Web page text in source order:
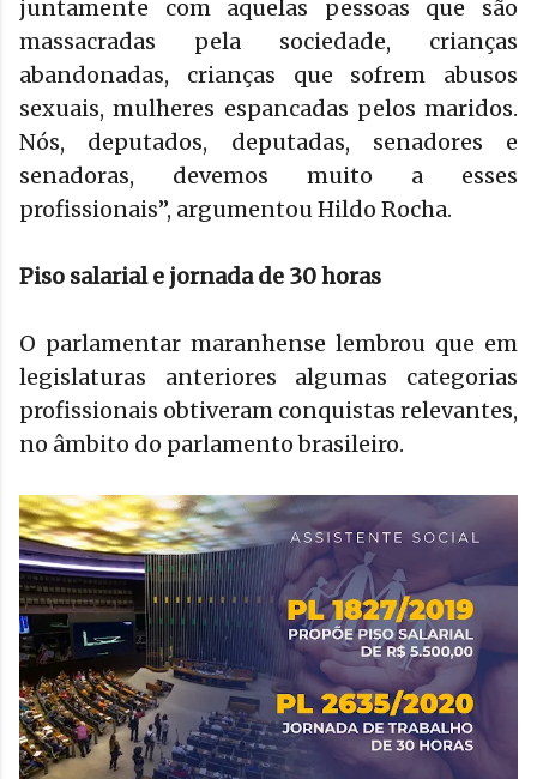
juntamente com aquelas pessoas que são
massacradas pela sociedade, crianças
abandonadas, crianças que sofrem abusos
sexuais, mulheres espancadas pelos maridos.
Nós, deputados, deputadas, senadores e
senadoras, devemos muito a esses
profissionais”, argumentou Hildo Rocha.
Piso salarial e jornada de 30 horas
O parlamentar maranhense lembrou que em
legislaturas anteriores algumas categorias
profissionais obtiveram conquistas relevantes,
no âmbito do parlamento brasileiro.